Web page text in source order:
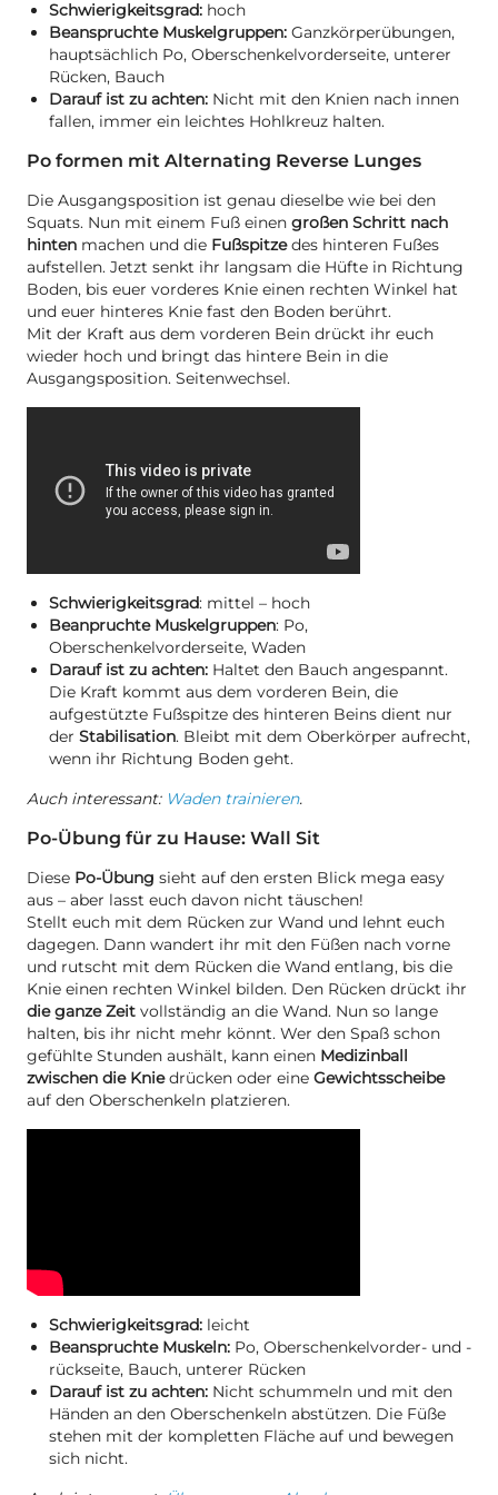
Schwierigkeitsgrad: hoch
Beanspruchte Muskelgruppen: Ganzkörperübungen,
hauptsächlich Po, Oberschenkelvorderseite, unterer
Rücken, Bauch
Darauf ist zu achten: Nicht mit den Knien nach innen
fallen, immer ein leichtes Hohlkreuz halten.
Po formen mit Alternating Reverse Lunges
Die Ausgangsposition ist genau dieselbe wie bei den
Squats. Nun mit einem Fuß einen großen Schritt nach
hinten machen und die Fußspitzedes hinteren Fußes
aufstellen. Jetzt senkt ihr langsam die Hüfte in Richtung
Boden, bis euer vorderes Knie einen rechten Winkel hat
und euer hinteres Knie fast den Boden berührt.
Mit der Kraft aus dem vorderen Bein drückt ihr euch
wieder hoch und bringt das hintere Bein in die
Ausgangsposition. Seitenwechsel.
Schwierigkeitsgrad: mittel – hoch
Beanpruchte Muskelgruppen: Po,
Oberschenkelvorderseite, Waden
Darauf ist zu achten: Haltet den Bauch angespannt.
Die Kraft kommt aus dem vorderen Bein, die
aufgestützte Fußspitze des hinteren Beins dient nur
der Stabilisation. Bleibt mit dem Oberkörper aufrecht,
wenn ihr Richtung Boden geht.
Auch interessant: Waden trainieren.
Po-Übung für zu Hause: Wall Sit
Diese Po-Übung sieht auf den ersten Blick mega easy
aus – aber lasst euch davon nicht täuschen!
Stellt euch mit dem Rücken zur Wand und lehnt euch
dagegen. Dann wandert ihr mit den Füßen nach vorne
und rutscht mit dem Rücken die Wand entlang, bis die
Knie einen rechten Winkel bilden. Den Rücken drückt ihr
die ganze Zeit vollständig an die Wand. Nun so lange
halten, bis ihr nicht mehr könnt. Wer den Spaß schon
gefühlte Stunden aushält, kann einen Medizinball
zwischen die Kniedrücken oder eine Gewichtsscheibe
auf den Oberschenkeln platzieren.
Schwierigkeitsgrad: leicht
Beanspruchte Muskeln: Po, Oberschenkelvorder- und -
rückseite, Bauch, unterer Rücken
Darauf ist zu achten: Nicht schummeln und mit den
Händen an den Oberschenkeln abstützen. Die Füße
stehen mit der kompletten Fläche auf und bewegen
sich nicht.